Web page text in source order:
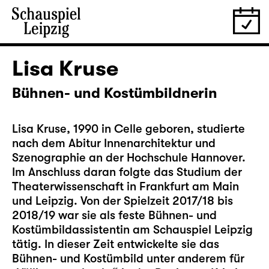
Lisa Kruse
Bühnen- und Kostümbildnerin
Lisa Kruse, 1990 in Celle geboren, studierte
nach dem Abitur Innenarchitektur und
Szenographie an der Hochschule Hannover.
Im Anschluss daran folgte das Studium der
Theaterwissenschaft in Frankfurt am Main
und Leipzig. Von der Spielzeit 2017/18 bis
2018/19 war sie als feste Bühnen- und
Kostümbildassistentin am Schauspiel Leipzig
tätig. In dieser Zeit entwickelte sie das
Bühnen- und Kostümbild unter anderem für